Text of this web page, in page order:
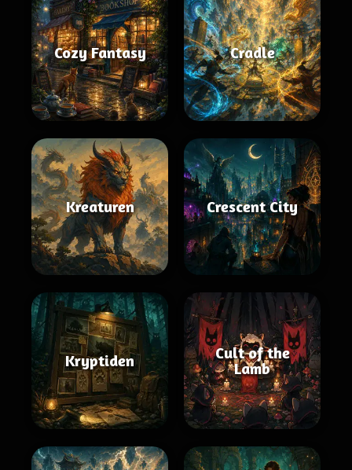
Cozy Fantasy Cradle
Kreaturen Crescent City
Kryptiden
Cult of the
Lamb